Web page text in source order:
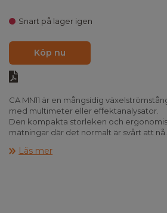
Snart på lager igen
Köp nu
CA MN11 är en mångsidig
med multimeter eller effektanalysator.
Den kompakta storleken och
mätningar där det normalt är svårt att nå.
elektronisk spänningsbegränsare på
Läs mer